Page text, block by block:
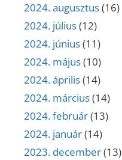
2024. augusztus(16)
2024. július(12)
2024. június(11)
2024. május(10)
2024. április(14)
2024. március(14)
2024. február(13)
2024. január(14)
2023. december(13)